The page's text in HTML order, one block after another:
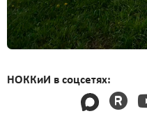
НОККиИ в соцсетях: